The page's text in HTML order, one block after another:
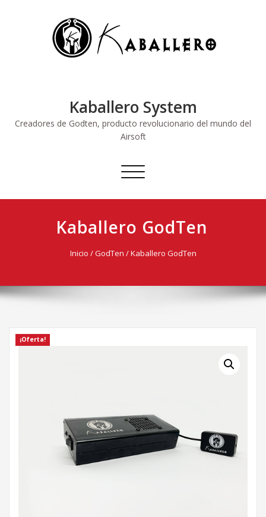
Kaballero System
Creadores de Godten, producto revolucionario del mundo del
Airsoft
Alternar
Kaballero GodTen
Inicio /GodTen / Kaballero GodTen
¡Oferta!